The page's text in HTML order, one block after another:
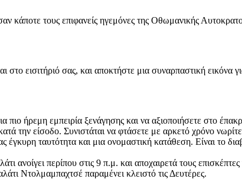
κάποτε τους επιφανείς ηγεμόνες της Οθωμανικής
εισιτήριό σας, και αποκτήστε μια συναρπαστική εικόνα
ήρεμη εμπειρία ξενάγησης και να αξιοποιήσετε στο
την είσοδο. Συνιστάται να φτάσετε με αρκετό χρόνο
ταυτότητα και μια ονομαστική κατάθεση. Είναι το
ανοίγει περίπου στις 9 π.μ. και αποχαιρετά τους
Ντολμαμπαχτσέ παραμένει κλειστό τις Δευτέρες.